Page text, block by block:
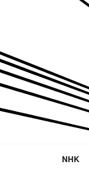
NHK